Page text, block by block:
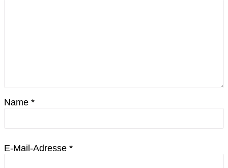
Name *
E-Mail-Adresse *